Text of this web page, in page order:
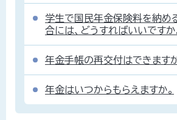
学生で国民年金保険料を納め
合には、どうすればいいですか
年金手帳の再交付はできますか
年金はいつからもらえますか。